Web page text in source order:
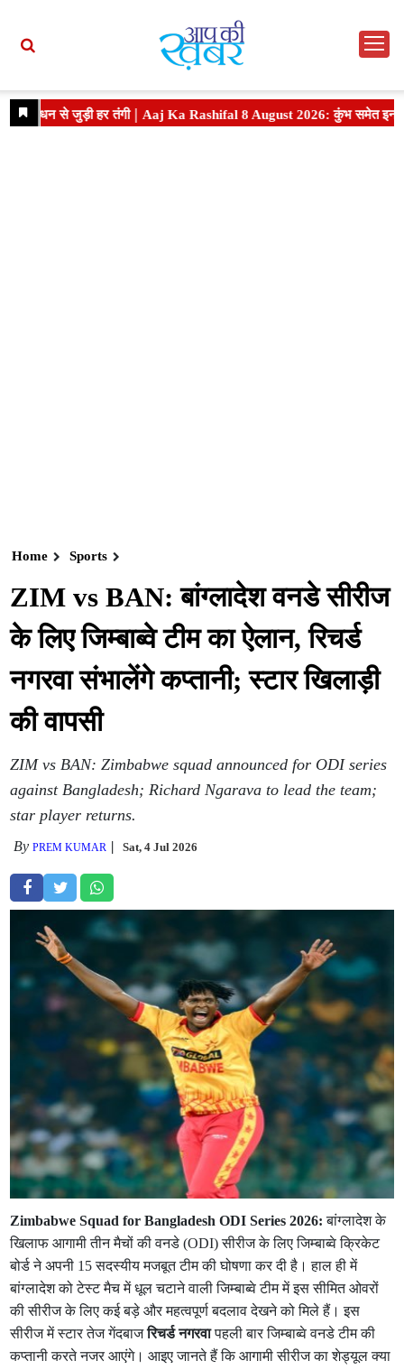
Home Sports
ZIM vs BAN: बांग्लादेश वनडे सीरीज
के लिए जिम्बाब्वे टीम का ऐलान, रिचर्ड
नगरवा संभालेंगे कप्तानी; स्टार खिलाड़ी
की वापसी
ZIM vs BAN: Zimbabwe squad announced for ODI series
against Bangladesh; Richard Ngarava to lead the team;
star player returns.
ByPREM KUMAR Sat, 4 Jul 2026
Zimbabwe Squad for Bangladesh ODI Series 2026: बांग्लादेश के
खिलाफ आगामी तीन मैचों की वनडे (ODI) सीरीज के लिए जिम्बाब्वे क्रिकेट
बोर्ड ने अपनी 15 सदस्यीय मजबूत टीम की घोषणा कर दी है। हाल ही में
बांग्लादेश को टेस्ट मैच में धूल चटाने वाली जिम्बाब्वे टीम में इस सीमित ओवरों
की सीरीज के लिए कई बड़े और महत्वपूर्ण बदलाव देखने को मिले हैं। इस
सीरीज में स्टार तेज गेंदबाजरिचर्ड नगरवापहली बार जिम्बाब्वे वनडे टीम की
कप्तानी करते नजर आएंगे। आइए जानते हैं कि आगामी सीरीज का शेड्यूल क्या